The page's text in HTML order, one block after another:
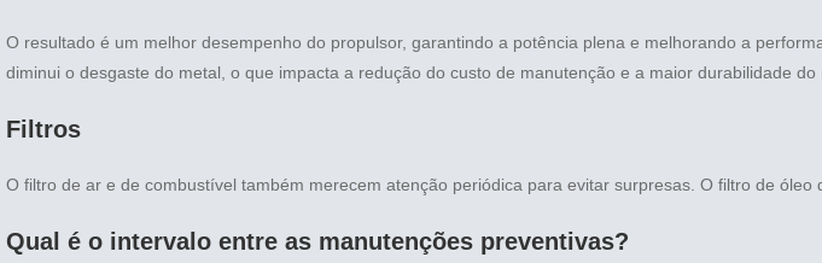
O resultado é um melhor desempenho do propulsor, garantindo a potência plena e melhorando a
diminui o desgaste do metal, o que impacta a redução do custo de manutenção e a maior durabilidade do
Filtros
O filtro de ar e de combustível também merecem atenção periódica para evitar surpresas. O filtro de
Qual é o intervalo entre as manutenções preventivas?